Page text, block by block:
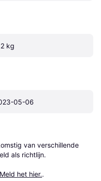
kg
05-06
van verschillende
als richtlijn.
Meld het hier..